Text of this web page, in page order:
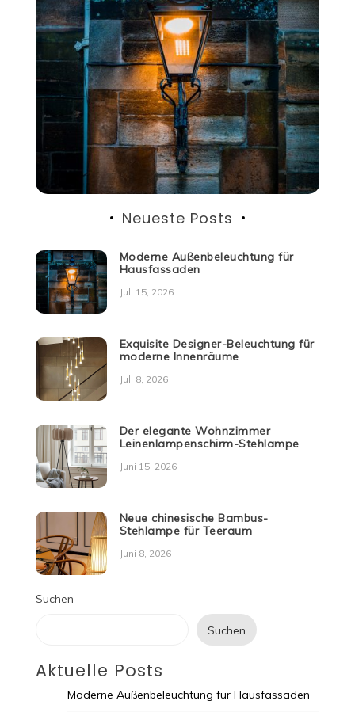
Neueste Posts
Moderne Außenbeleuchtung für
Hausfassaden
Juli 15, 2026
Exquisite Designer-Beleuchtung für
moderne Innenräume
Juli 8, 2026
Der elegante Wohnzimmer
Leinenlampenschirm-Stehlampe
Juni 15, 2026
Neue chinesische Bambus-
Stehlampe für Teeraum
Juni 8, 2026
Suchen
Suchen
Aktuelle Posts
Moderne Außenbeleuchtung für Hausfassaden